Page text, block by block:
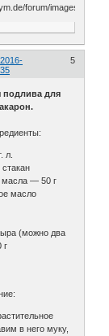
5
2016-
подлива для
л.
масла — 50 г
масло
(можно два
г
в него муку,